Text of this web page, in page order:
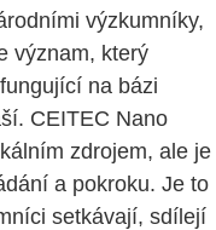
výzkumníky,
význam, který
na bázi
CEITEC Nano
zdrojem, ale je
a pokroku. Je to
setkávají, sdílejí